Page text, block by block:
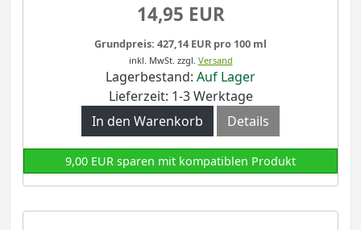
14,95 EUR
Grundpreis: 427,14 EUR pro 100 ml
inkl. MwSt. zzgl. Versand
Lagerbestand: Auf Lager
Lieferzeit: 1-3 Werktage
In den Warenkorb
Details
9,00 EUR sparen mit kompatiblen Produkt